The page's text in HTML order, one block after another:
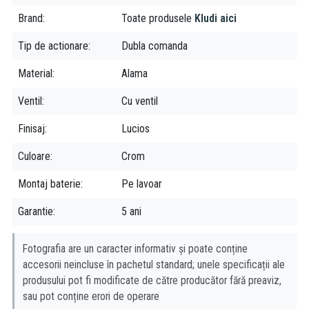
Concluzie
Bateria de lavoar Kludi Nova Fonte este o alegere excelentă
funcționalitate și durabilitate.
Folosind cele mai noi tehnologii, compania germană Kludi se
ridică la înălțimea celor mai riguroase standarde de calitate,
produce baterii de lux pentru baie și baterii bucătărie, sisteme de
Brand Toate produsele Kludi aici
Tip de actionare Dubla comanda
Material Alama
Ventil Cu ventil
Finisaj Lucios
Culoare Crom
Montaj baterie Pe lavoar
Garantie 5 ani
Fotografia are un caracter informativ și poate conține
accesorii neincluse în pachetul standard; unele specificații ale
produsului pot fi modificate de către producător fără preaviz,
sau pot conține erori de operare